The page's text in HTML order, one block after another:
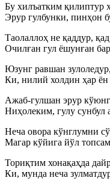
Бу хилъатким қилиптур
Эрур гулбунки, пинҳон
Таолаллоҳ не қаддур,
Очилған гул ёшунған
Юзунг равшан
Ки, нилий холдин ҳар
Ажаб-гулшан эрур
Ниҳолеким, гулу сунбул
Неча овора кўнглумни
Магар кўйига йўл
Ториқтим хонақаҳда
Ки, мунда неча